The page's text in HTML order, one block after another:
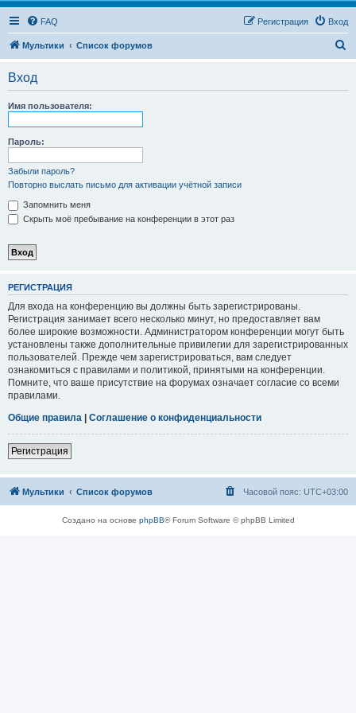
FAQ Вход
Регистрация
Мультики Список форумов
Вход
Имя пользователя:
Пароль:
Забыли пароль?
Повторно выслать письмо для активации учётной записи
Запомнить меня
Скрыть моё пребывание на конференции в этот раз
РЕГИСТРАЦИЯ
Для входа на конференцию вы должны быть зарегистрированы.
Регистрация занимает всего несколько минут, но предоставляет вам
более широкие возможности. Администратором конференции могут быть
установлены также дополнительные привилегии для зарегистрированных
пользователей. Прежде чем зарегистрироваться, вам следует
ознакомиться с правилами и политикой, принятыми на конференции.
Помните, что ваше присутствие на форумах означает согласие со всеми
правилами.
Общие правила | Соглашение о конфиденциальности
Регистрация
Мультики Список форумов Часовой пояс: UTC+03:00
Создано на основе phpBB® Forum Software © phpBB Limited